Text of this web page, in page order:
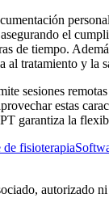
el
de tiempo.
al tratamiento y la
sesiones
estas
garantiza la
de fisioterapia